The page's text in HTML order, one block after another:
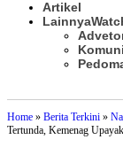
Artikel
Lainnya
Home » Berita Terkini »
Tertunda, Kemenag